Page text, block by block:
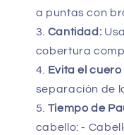
a puntas con
Cantidad:
cobertura
Evita el
separación de
Tiempo de
cabello: -